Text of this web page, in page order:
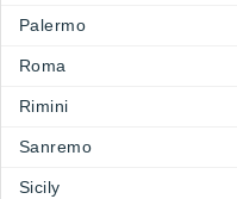
Palermo
Roma
Rimini
Sanremo
Sicily